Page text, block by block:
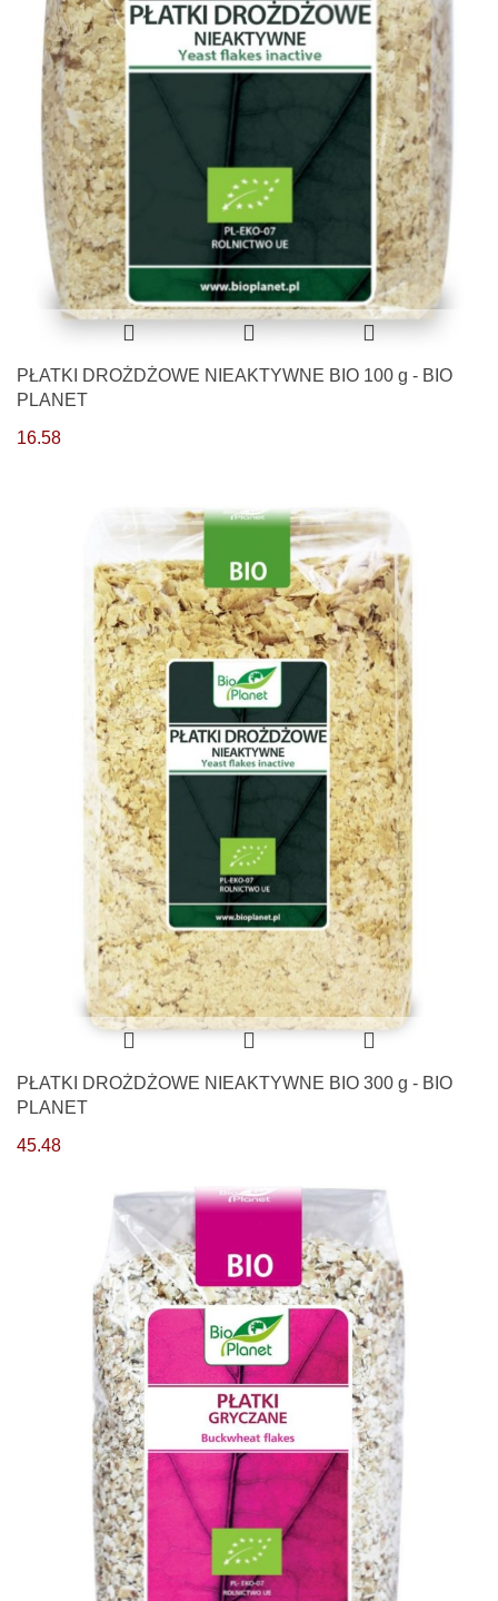
PŁATKI DROŻDŻOWE NIEAKTYWNE BIO 100 g - BIO
PLANET
16.58
PŁATKI DROŻDŻOWE NIEAKTYWNE BIO 300 g - BIO
PLANET
45.48